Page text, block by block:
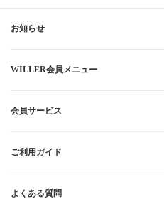
お知らせ
WILLER会員メニュー
会員サービス
ご利用ガイド
よくある質問